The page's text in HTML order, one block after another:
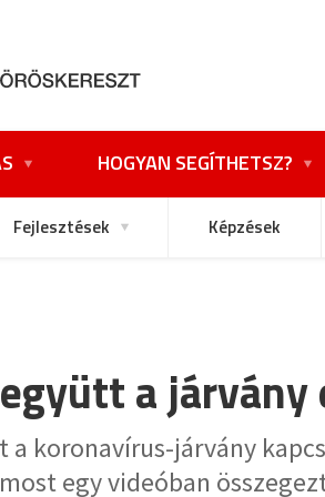
HOGYAN SEGÍTHETSZ?
Fejlesztések Képzések
a járvány
a koronavírus-járvány
egy videóban